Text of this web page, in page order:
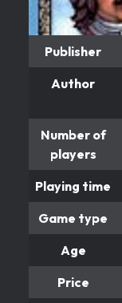
Publisher
Author
Number of
players
Playing time
Game type
Age
Price